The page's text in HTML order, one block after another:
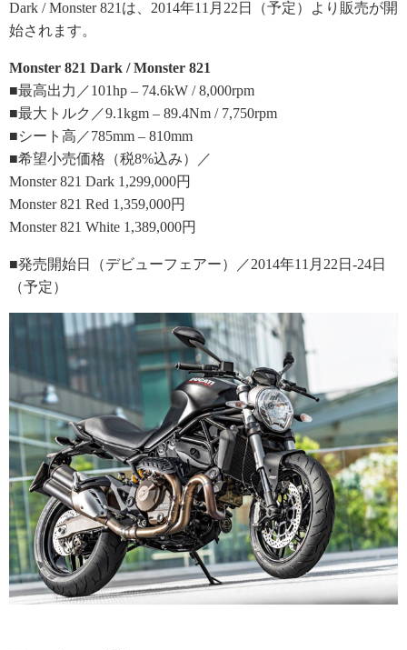
Dark / Monster 821は、2014年11月22日（予定）より販売が開
始されます。
Monster 821 Dark / Monster 821
■最高出力／101hp – 74.6kW / 8,000rpm
■最大トルク／9.1kgm – 89.4Nm / 7,750rpm
■シート高／785mm – 810mm
■希望小売価格（税8%込み）／
Monster 821 Dark 1,299,000円
Monster 821 Red 1,359,000円
Monster 821 White 1,389,000円
■発売開始日（デビューフェアー）／2014年11月22日-24日
（予定）